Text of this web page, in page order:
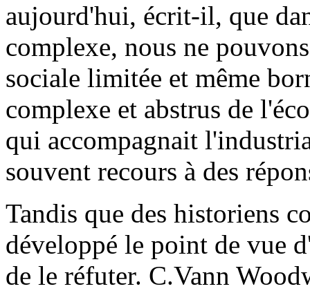
aujourd'hui, écrit-il, que
complexe, nous ne
sociale limitée et même
complexe et abstrus de
qui accompagnait
souvent recours à des
Tandis que des historiens
développé le point de vue
de le réfuter. C.Vann